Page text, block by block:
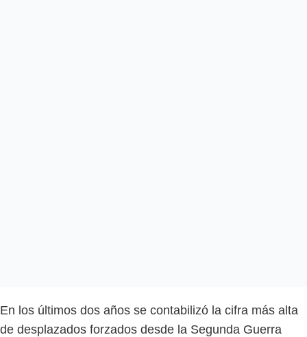
En los últimos dos años se contabilizó la cifra más alta
de desplazados forzados desde la Segunda Guerra